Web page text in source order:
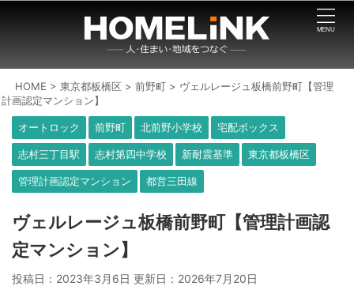
HOME >東京都板橋区 >前野町 > ヴェルレージュ板橋前野町【管理
計画認定マンション】
オートロック 前野町 北前野小学校 宅配ボックス
志村三丁目駅 志村第四中学校 新耐震基準 東京都板橋区
管理計画認定マンション 都営三田線
ヴェルレージュ板橋前野町【管理計画認
定マンション】
投稿日：2023年3月6日 更新日： 2026年7月20日